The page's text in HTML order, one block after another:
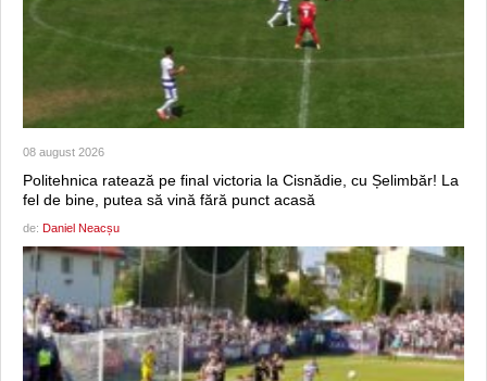
08 august 2026
Politehnica ratează pe final victoria la Cisnădie, cu Șelimbăr! La
fel de bine, putea să vină fără punct acasă
de: Daniel Neacșu